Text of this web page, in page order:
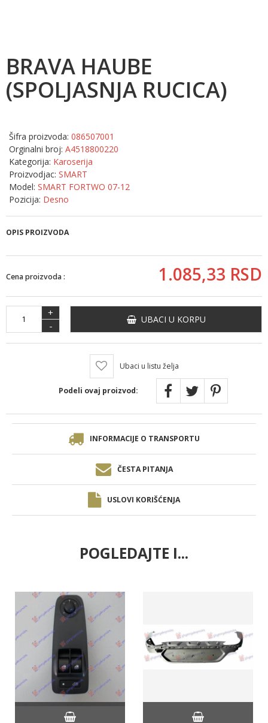
BRAVA HAUBE
(SPOLJASNJA RUCICA)
Šifra proizvoda: 086507001
Orginalni broj: A4518800220
Kategorija: Karoserija
Proizvodjac: SMART
Model: SMART FORTWO 07-12
Pozicija: Desno
OPIS PROIZVODA
Cena proizvoda : 1.085,33 RSD
+
-
UBACI U KORPU
Ubaci u listu želja
Podeli ovaj proizvod:
INFORMACIJE O TRANSPORTU
ČESTA PITANJA
USLOVI KORIŠĆENJA
POGLEDAJTE I...